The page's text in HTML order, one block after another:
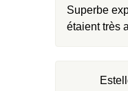
Superbe
étaient très